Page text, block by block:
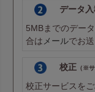
データ
5MBまでのデー
合は メールでお送
校正 （※
校正サービスを